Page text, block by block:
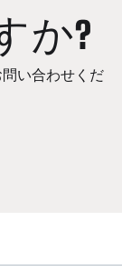
か?
い合わせくだ